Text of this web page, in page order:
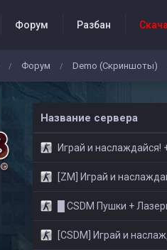
Форум Разбан
События проекта
/ Форум / Demo (Скриншоты)
Название сервера
Играй и наслаждайся! +18
[ZM] Играй и наслаждайся! ©
█ CSDM Пушки + Лазеры |
[CSDM] Играй и наслаждайся!